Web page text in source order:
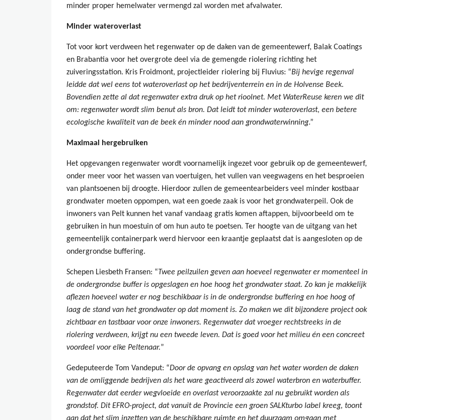
minder proper hemelwater vermengd zal worden met afvalwater.
Minder wateroverlast
Tot voor kort verdween het regenwater op de daken van de gemeentewerf, Balak Coatings
en Brabantia voor het overgrote deel via de gemengde riolering richting het
zuiveringsstation. Kris Froidmont, projectleider riolering bij Fluvius: “Bij hevige regenval
leidde dat wel eens tot wateroverlast op het bedrijventerrein en in de Holvense Beek.
Bovendien zette al dat regenwater extra druk op het rioolnet. Met WaterReuse keren we dit
om: regenwater wordt slim benut als bron. Dat leidt tot minder wateroverlast, een betere
ecologische kwaliteit van de beek én minder nood aan grondwaterwinning.”
Maximaal hergebruiken
Het opgevangen regenwater wordt voornamelijk ingezet voor gebruik op de gemeentewerf,
onder meer voor het wassen van voertuigen, het vullen van veegwagens en het besproeien
van plantsoenen bij droogte. Hierdoor zullen de gemeentearbeiders veel minder kostbaar
grondwater moeten oppompen, wat een goede zaak is voor het grondwaterpeil. Ook de
inwoners van Pelt kunnen het vanaf vandaag gratis komen aftappen, bijvoorbeeld om te
gebruiken in hun moestuin of om hun auto te poetsen. Ter hoogte van de uitgang van het
gemeentelijk containerpark werd hiervoor een kraantje geplaatst dat is aangesloten op de
ondergrondse buffering.
Schepen Liesbeth Fransen: “Twee peilzuilen geven aan hoeveel regenwater er momenteel in
de ondergrondse buffer is opgeslagen en hoe hoog het grondwater staat. Zo kan je makkelijk
aflezen hoeveel water er nog beschikbaar is in de ondergrondse buffering en hoe hoog of
laag de stand van het grondwater op dat moment is. Zo maken we dit bijzondere project ook
zichtbaar en tastbaar voor onze inwoners. Regenwater dat vroeger rechtstreeks in de
riolering verdween, krijgt nu een tweede leven. Dat is goed voor het milieu én een concreet
voordeel voor elke Peltenaar.”
Gedeputeerde Tom Vandeput: “Door de opvang en opslag van het water worden de daken
van de omliggende bedrijven als het ware geactiveerd als zowel waterbron en waterbuffer.
Regenwater dat eerder wegvloeide en overlast veroorzaakte zal nu gebruikt worden als
grondstof. Dit EFRO-project, dat vanuit de Provincie een groen SALKturbo label kreeg, toont